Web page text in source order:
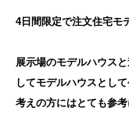
4日間限定で注文住宅モ
展示場のモデルハウス
してモデルハウスとし
考えの方にはとても参